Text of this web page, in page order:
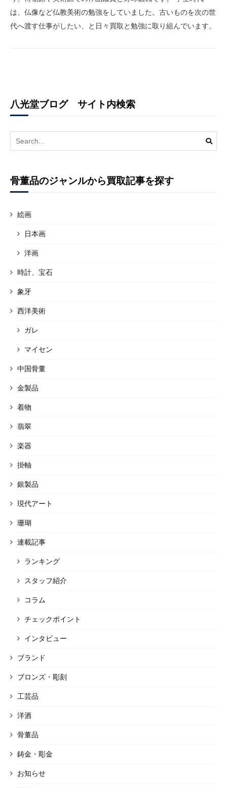
は、仏像など仏教美術の勉強をしていました。古いものを次の世
代へ渡す仕事がしたい、と日々買取と勉強に取り組んでいます。
八光堂ブログ サイト内検索
Search
for:
骨董品のジャンルから買取記事を探す
絵画
日本画
洋画
時計、宝石
象牙
西洋美術
ガレ
マイセン
中国骨董
金製品
着物
翡翠
楽器
掛軸
銀製品
現代アート
珊瑚
連載記事
ランキング
スタッフ紹介
コラム
チェックポイント
インタビュー
ブランド
ブロンズ・彫刻
工芸品
洋酒
骨董品
鋳金・彫金
お知らせ